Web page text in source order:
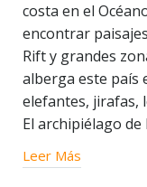
costa en el
encontrar
Rift y grandes
alberga este país
elefantes, jirafas,
El archipiélago
Leer Más